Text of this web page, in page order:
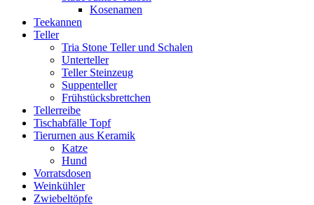
Kosenamen
Teekannen
Teller
Tria Stone Teller und Schalen
Unterteller
Teller Steinzeug
Suppenteller
Frühstücksbrettchen
Tellerreibe
Tischabfälle Topf
Tierurnen aus Keramik
Katze
Hund
Vorratsdosen
Weinkühler
Zwiebeltöpfe